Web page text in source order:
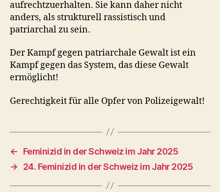
aufrechtzuerhalten. Sie kann daher nicht
anders, als strukturell rassistisch und
patriarchal zu sein.
Der Kampf gegen patriarchale Gewalt ist ein
Kampf gegen das System, das diese Gewalt
ermöglicht!
Gerechtigkeit für alle Opfer von Polizeigewalt!
←
Feminizid in der Schweiz im Jahr 2025
→
24. Feminizid in der Schweiz im Jahr 2025